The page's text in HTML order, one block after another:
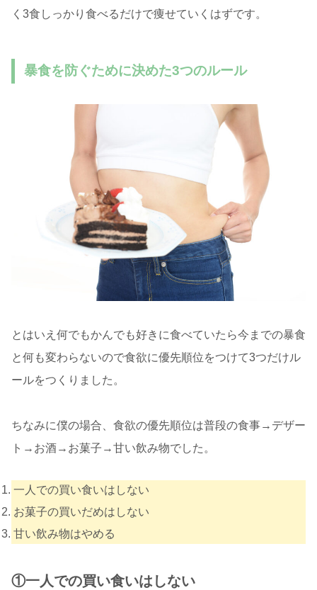
く3食しっかり食べるだけで痩せていくはずです。
暴食を防ぐために決めた3つのルール
とはいえ何でもかんでも好きに食べていたら今までの暴食
と何も変わらないので食欲に優先順位をつけて3つだけル
ールをつくりました。
ちなみに僕の場合、食欲の優先順位は普段の食事→デザー
ト→お酒→お菓子→甘い飲み物でした。
一人での買い食いはしない
お菓子の買いだめはしない
甘い飲み物はやめる
①一人での買い食いはしない